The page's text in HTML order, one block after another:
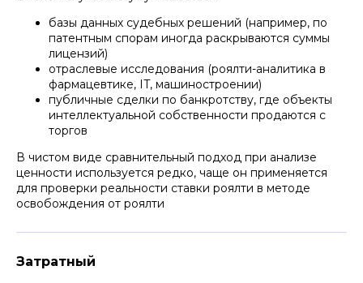
базы данных судебных решений (например, по
патентным спорам иногда раскрываются суммы
лицензий)
отраслевые исследования (роялти-аналитика в
фармацевтике, IT, машиностроении)
публичные сделки по банкротству, где объекты
интеллектуальной собственности продаются с
торгов
В чистом виде сравнительный подход при анализе
ценности используется редко, чаще он применяется
для проверки реальности ставки роялти в методе
освобождения от роялти
Затратный